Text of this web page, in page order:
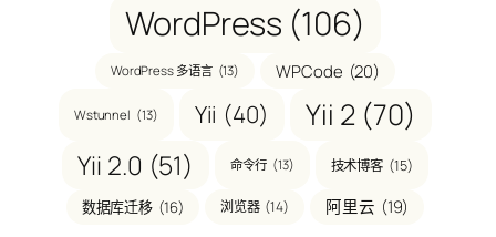
WordPress (106)
WordPress 多语言 (13) WPCode (20)
Wstunnel (13) Yii (40) Yii 2 (70)
Yii 2.0 (51) 命令行 (13) 技术博客 (15)
数据库迁移 (16) 浏览器 (14) 阿里云 (19)